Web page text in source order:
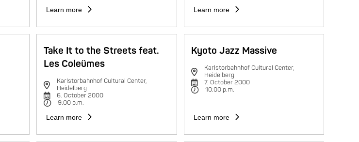
Learn more Learn more
Take It to the Streets feat.
Les Coleümes
Karlstorbahnhof Cultural Center,
Heidelberg
6. October 2000
9:00 p.m.
Learn more
Kyoto Jazz Massive
Karlstorbahnhof Cultural Center,
Heidelberg
7. October 2000
10:00 p.m.
Learn more